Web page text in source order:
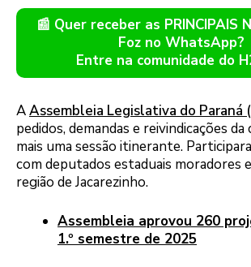
📰 Quer receber as PRINCIPAIS
Foz no WhatsApp?
Entre na comunidade do
AAssembleia Legislativa do Paraná
pedidos, demandas e reivindicações
mais uma sessão itinerante.
com deputados estaduais moradores
região de Jacarezinho.
Assembleia aprovou 260
1.º semestre de 2025